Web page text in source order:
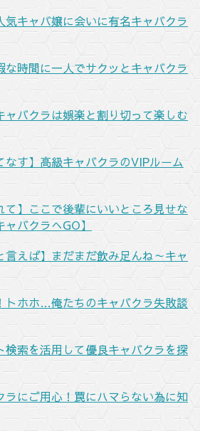
気キャバ嬢に会いに有名キャバクラ
な時間に一人でサクッとキャバクラ
ャバクラは娯楽と割り切って楽しむ
なす】高級キャバクラのVIPルーム
て】ここで後輩にいいところ見せな
ャバクラへGO】
言えば】まだまだ飲み足んね～キャ
トホホ…俺たちのキャバクラ失敗談
検索を活用して優良キャバクラを探
ラにご用心！罠にハマらない為に知